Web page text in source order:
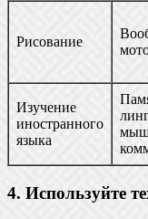
Рисование
Изучение
иностранного
языка
4. Используйте